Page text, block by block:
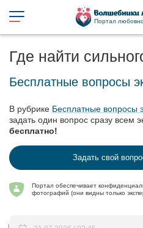
Портал
Где найти
Бесплатные вопросы
В рубрике Бесплатные вопросы
задать один вопрос сразу всем
бесплатно!
Задать свой
Портал обеспечивает
фотографий (они видны только